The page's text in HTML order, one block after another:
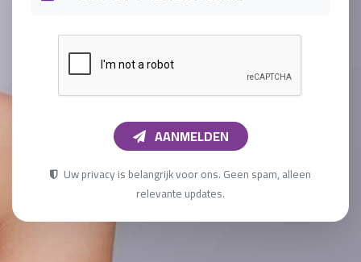
AANMELDEN
Uw privacy is belangrijk voor ons. Geen spam, alleen
relevante updates.